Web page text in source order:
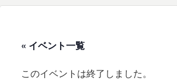
« イベント一覧
このイベントは終了しました。